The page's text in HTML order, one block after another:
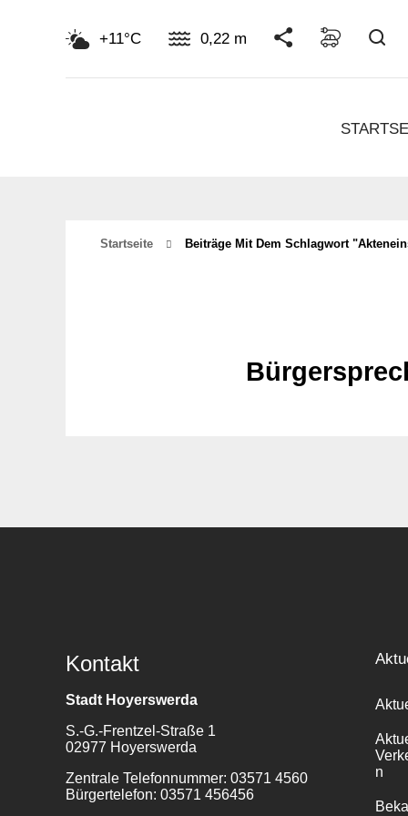
+11°C 0,22 m
Startseite Beiträge Mit Dem Schlagwort
Kontakt
Stadt Hoyerswerda
S.-G.-Frentzel-Straße 1
02977 Hoyerswerda
Zentrale Telefonnummer: 03571 4560
Bürgertelefon: 03571 456456
n